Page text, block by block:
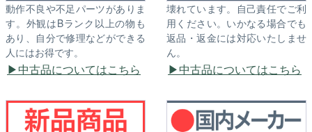
動作不良や不足パーツがありま
す。外観はBランク以上の物も
あり、自分で修理などができる
人にはお得です。
中古品についてはこちら
壊れています。自己責任でご利
用ください。いかなる場合でも
返品・返金には対応いたしませ
ん。
中古品についてはこちら